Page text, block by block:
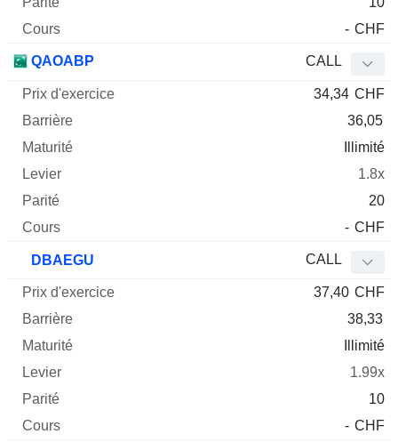
- CHF
QAOABP CALL
34,34 CHF
36,05
Illimité
1.8x
20
- CHF
DBAEGU CALL
37,40 CHF
38,33
Illimité
1.99x
10
- CHF